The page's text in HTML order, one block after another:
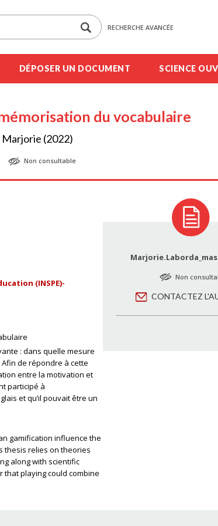
RECHERCHE AVANCÉE
DÉPOSER UN DOCUMENT SCIENCE
du vocabulaire
Marjorie (2022)
Non consultable
(INSPE)-
: dans quelle mesure
de répondre à cette
entre la motivation et
participé à
et qu’il pouvait être un
gamification influence the
thesis relies on theories
along with scientific
that playing could combine
Non
CONTACTEZ